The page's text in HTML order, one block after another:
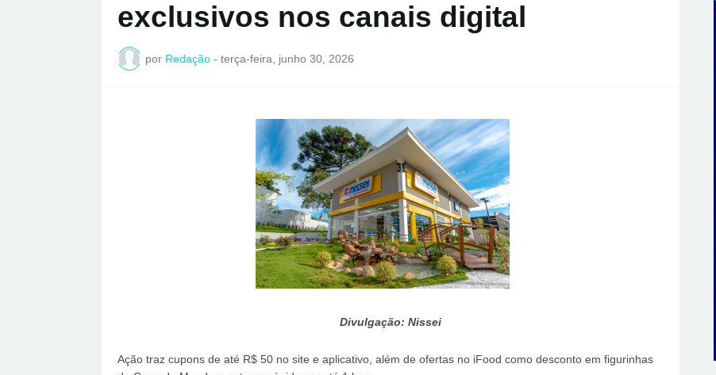
exclusivos nos canais digital
por Redação - terça-feira, junho 30, 2026
Divulgação: Nissei
Ação traz cupons de até R$ 50 no site e aplicativo, além de ofertas no iFood como desconto em figurinhas